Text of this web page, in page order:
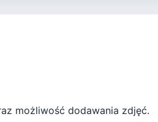
możliwość dodawania zdjęć.